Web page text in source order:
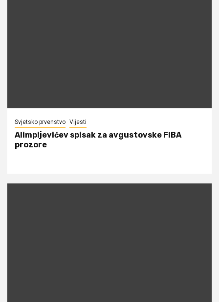
Svjetsko prvenstvo Vijesti
Alimpijevićev spisak za avgustovske FIBA
prozore